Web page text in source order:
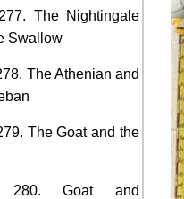
The Nightingale
Swallow
The Athenian and
The Goat and the
280. Goat and